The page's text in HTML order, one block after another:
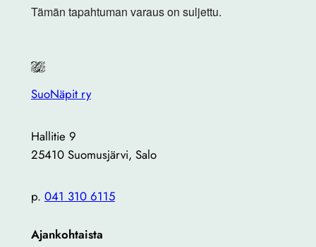
Tämän tapahtuman varaus on suljettu.
SuoNäpit ry
Hallitie 9
25410 Suomusjärvi, Salo
p. 041 310 6115
Ajankohtaista